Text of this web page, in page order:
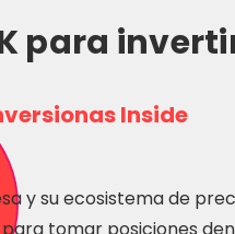
para
Inside
y su ecosistema de